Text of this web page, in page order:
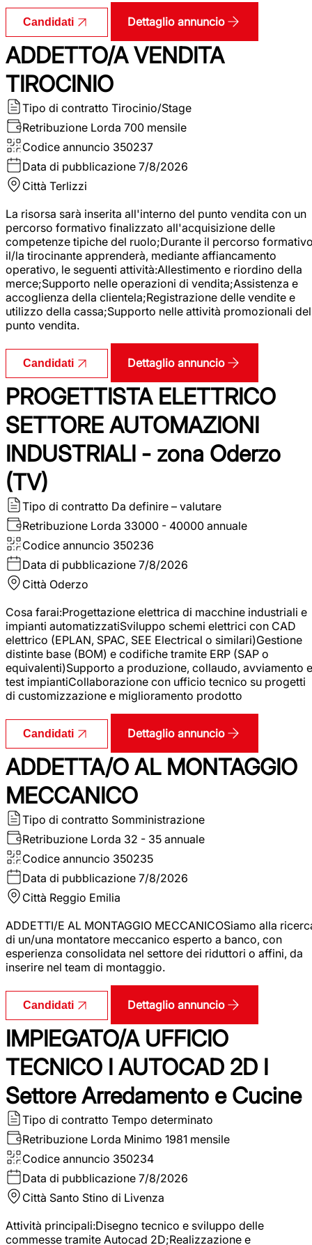
Candidati Dettaglio annuncio
ADDETTO/A VENDITA
TIROCINIO
Tipo di contratto Tirocinio/Stage
Retribuzione Lorda 700 mensile
Codice annuncio 350237
Data di pubblicazione 7/8/2026
Città Terlizzi
La risorsa sarà inserita all'interno del punto vendita con un
percorso formativo finalizzato all'acquisizione delle
competenze tipiche del ruolo;Durante il percorso
il/la tirocinante apprenderà, mediante affiancamento
operativo, le seguenti attività:Allestimento e riordino della
merce;Supporto nelle operazioni di vendita;Assistenza e
accoglienza della clientela;Registrazione delle vendite e
utilizzo della cassa;Supporto nelle attività promozionali del
punto vendita.
Candidati Dettaglio annuncio
PROGETTISTA ELETTRICO
SETTORE AUTOMAZIONI
INDUSTRIALI - zona Oderzo
(TV)
Tipo di contratto Da definire – valutare
Retribuzione Lorda 33000 - 40000 annuale
Codice annuncio 350236
Data di pubblicazione 7/8/2026
Città Oderzo
Cosa farai:Progettazione elettrica di macchine industriali e
impianti automatizzatiSviluppo schemi elettrici con CAD
elettrico (EPLAN, SPAC, SEE Electrical o similari)Gestione
distinte base (BOM) e codifiche tramite ERP (SAP o
equivalenti)Supporto a produzione, collaudo, avviamento e
test impiantiCollaborazione con ufficio tecnico su progetti
di customizzazione e miglioramento prodotto
Candidati Dettaglio annuncio
ADDETTA/O AL MONTAGGIO
MECCANICO
Tipo di contratto Somministrazione
Retribuzione Lorda 32 - 35 annuale
Codice annuncio 350235
Data di pubblicazione 7/8/2026
Città Reggio Emilia
ADDETTI/E AL MONTAGGIO MECCANICOSiamo alla
di un/una montatore meccanico esperto a banco, con
esperienza consolidata nel settore dei riduttori o affini, da
inserire nel team di montaggio.
Candidati Dettaglio annuncio
IMPIEGATO/A UFFICIO
TECNICO I AUTOCAD 2D I
Settore Arredamento e Cucine
Tipo di contratto Tempo determinato
Retribuzione Lorda Minimo 1981 mensile
Codice annuncio 350234
Data di pubblicazione 7/8/2026
Città Santo Stino di Livenza
Attività principali:Disegno tecnico e sviluppo delle
commesse tramite Autocad 2D;Realizzazione e